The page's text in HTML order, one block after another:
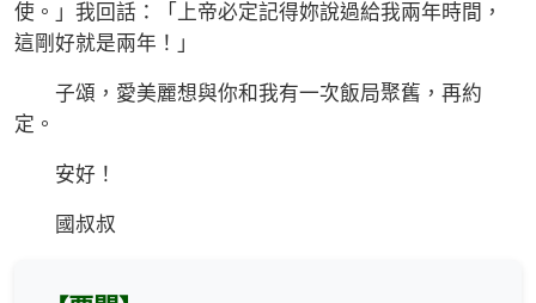
使。」我回話：「上帝必定記得妳說過給我兩年時間，
這剛好就是兩年！」
子頌，愛美麗想與你和我有一次飯局聚舊，再約
定。
安好！
國叔叔